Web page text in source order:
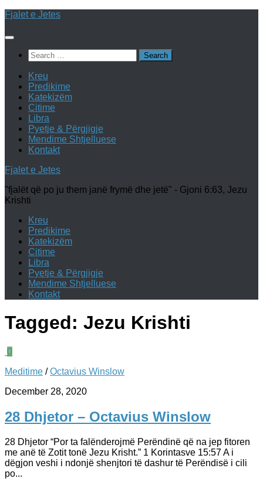
Skip
content
Fjalet e Jetes
Search
for:
Kreu
Predikime
Katekizëm
Citime
Libra
Pyetje & Përgjigje
Mendime Shtjelluese
Kontakt
Fjalet e Jetes
"fjalët që po ju them janë frymë dhe jetë" - Gjoni 6:63, Jezu
Krishti
Kreu
Predikime
Katekizëm
Citime
Libra
Pyetje & Përgjigje
Mendime Shtjelluese
Kontakt
Tagged: Jezu Krishti
0
Meditime /Octavius Winslow
December 28, 2020
28 Dhjetor – Octavius Winslow
28 Dhjetor “Por ta falënderojmë Perëndinë që na jep fitoren
me anë të Zotit tonë Jezu Krisht.” 1 Korintasve 15:57 A i
dëgjon veshi i ndonjë shenjtori të dashur të Perëndisë i cili
po...